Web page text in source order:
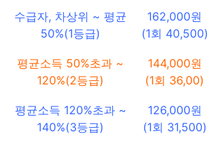
수급자, 차상위 ~ 평균
50%(1등급)
162,000원
(1회 40,500)
평균소득 50%초과 ~
120%(2등급)
144,000원
(1회 36,00)
평균소득 120%초과 ~
140%(3등급)
126,000원
(1회 31,500)